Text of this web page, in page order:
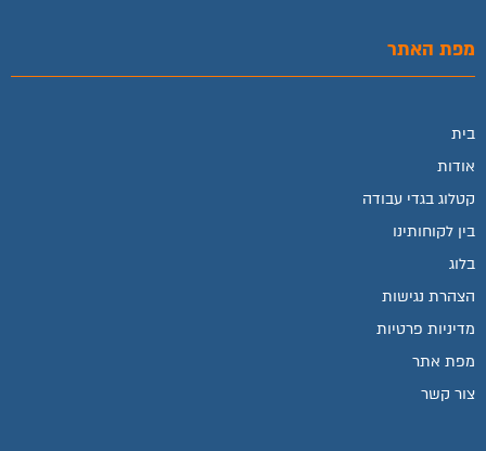
מפת האתר
בית
אודות
קטלוג בגדי עבודה
בין לקוחותינו
בלוג
הצהרת נגישות
מדיניות פרטיות
מפת אתר
צור קשר